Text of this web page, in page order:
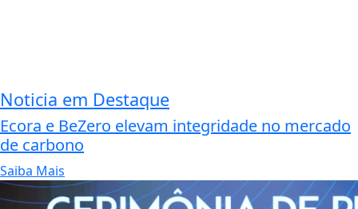
Noticia em Destaque
Ecora e BeZero elevam integridade no mercado
de carbono
Saiba Mais